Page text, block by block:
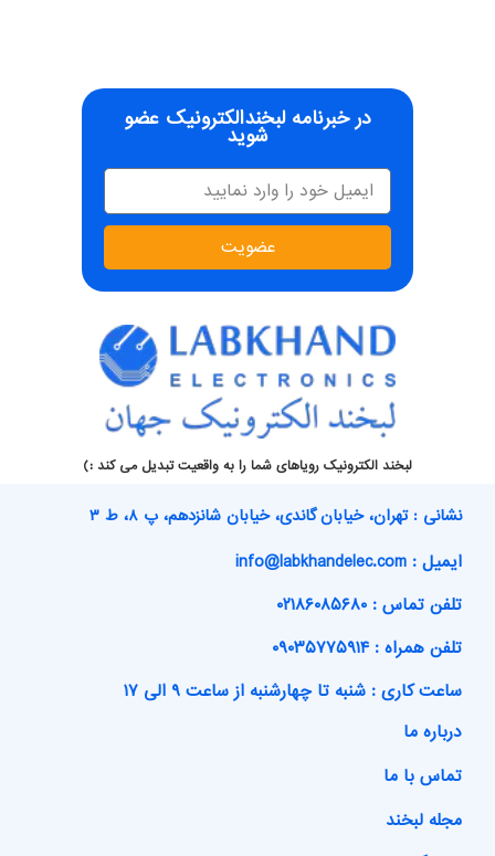
در خبرنامه لبخندالکترونیک عضو
شوید
عضویت
لبخند الکترونیک رویاهای شما را به واقعیت تبدیل می کند :)
نشانی : تهران، خیابان گاندی، خیابان شانزدهم، پ ۸، ط ۳
ایمیل : info@labkhandelec.com
تلفن تماس : ۰۲۱۸۶۰۸۵۶۸۰
تلفن همراه : ۰۹۰۳۵۷۷۵۹۱۴
ساعت کاری : شنبه تا چهارشنبه از ساعت ۹ الی ۱۷
درباره ما
تماس با ما
مجله لبخند